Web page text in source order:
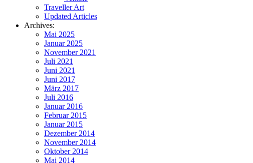
Traveller Art
Updated Articles
Archives:
Mai 2025
Januar 2025
November 2021
Juli 2021
Juni 2021
Juni 2017
März 2017
Juli 2016
Januar 2016
Februar 2015
Januar 2015
Dezember 2014
November 2014
Oktober 2014
Mai 2014